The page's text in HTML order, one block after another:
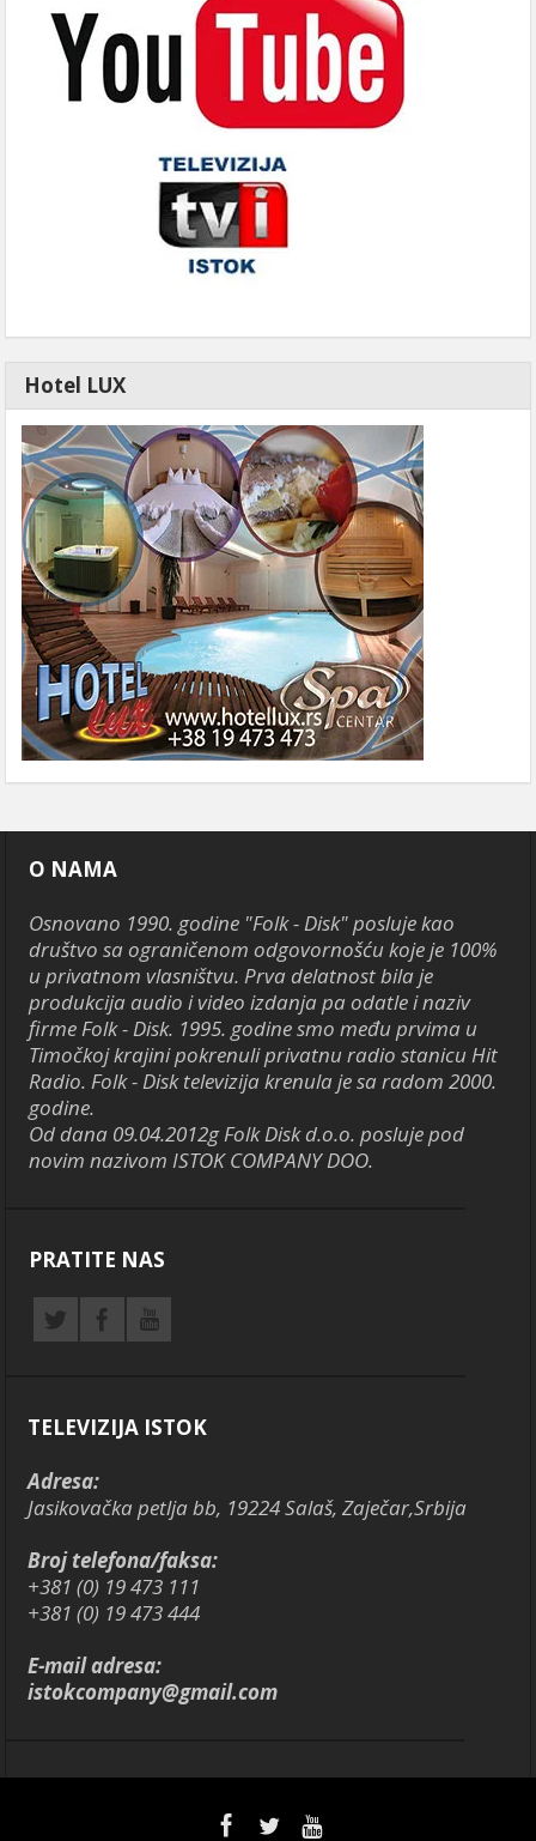
Hotel LUX
O NAMA
Osnovano 1990. godine "Folk - Disk" posluje kao
društvo sa ograničenom odgovornošću koje je 100%
u privatnom vlasništvu. Prva delatnost bila je
produkcija audio i video izdanja pa odatle i naziv
firme Folk - Disk. 1995. godine smo među prvima u
Timočkoj krajini pokrenuli privatnu radio stanicu Hit
Radio. Folk - Disk televizija krenula je sa radom 2000.
godine.
Od dana 09.04.2012g Folk Disk d.o.o. posluje pod
novim nazivom ISTOK COMPANY DOO.
PRATITE NAS
TELEVIZIJA ISTOK
Adresa:
Jasikovačka petlja bb, 19224 Salaš, Zaječar,Srbija
Broj telefona/faksa:
+381 (0) 19 473 111
+381 (0) 19 473 444
E-mail adresa:
istokcompany@gmail.com